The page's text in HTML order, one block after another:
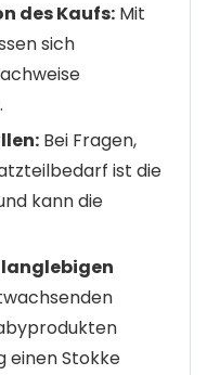
des Kaufs: Mit
sich
Bei Fragen,
ist die
kann die
langlebigen
einen Stokke